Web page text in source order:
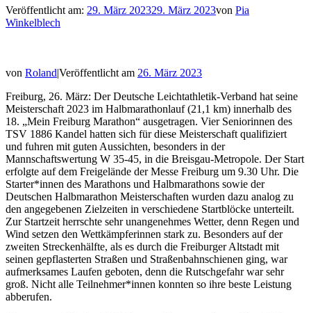
Veröffentlicht am: 29. März 202329. März 2023von Pia
Winkelblech
von Roland|Veröffentlicht am 26. März 2023
Freiburg, 26. März: Der Deutsche Leichtathletik-Verband hat seine
Meisterschaft 2023 im Halbmarathonlauf (21,1 km) innerhalb des
18. „Mein Freiburg Marathon“ ausgetragen. Vier Seniorinnen des
TSV 1886 Kandel hatten sich für diese Meisterschaft qualifiziert
und fuhren mit guten Aussichten, besonders in der
Mannschaftswertung W 35-45, in die Breisgau-Metropole. Der Start
erfolgte auf dem Freigelände der Messe Freiburg um 9.30 Uhr. Die
Starter*innen des Marathons und Halbmarathons sowie der
Deutschen Halbmarathon Meisterschaften wurden dazu analog zu
den angegebenen Zielzeiten in verschiedene Startblöcke unterteilt.
Zur Startzeit herrschte sehr unangenehmes Wetter, denn Regen und
Wind setzen den Wettkämpferinnen stark zu. Besonders auf der
zweiten Streckenhälfte, als es durch die Freiburger Altstadt mit
seinen gepflasterten Straßen und Straßenbahnschienen ging, war
aufmerksames Laufen geboten, denn die Rutschgefahr war sehr
groß. Nicht alle Teilnehmer*innen konnten so ihre beste Leistung
abberufen.